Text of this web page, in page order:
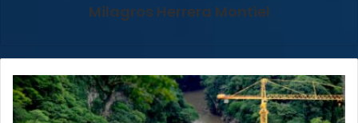
Milagros Herrera Montiel
OIJ
halla
cuerpo